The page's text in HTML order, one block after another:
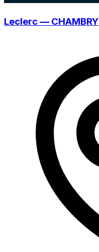
Leclerc — CHAMBRY